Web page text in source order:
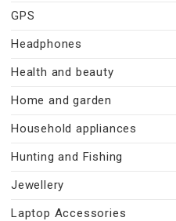
GPS
Headphones
Health and beauty
Home and garden
Household appliances
Hunting and Fishing
Jewellery
Laptop Accessories